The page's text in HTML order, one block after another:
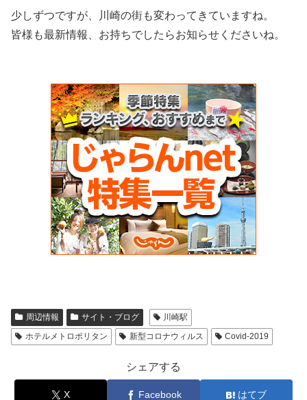
少しずつですが、川崎の街も変わってきていますね。
皆様も最新情報、お持ちでしたらお知らせくださいね。
周辺情報 サイト・ブログ
川崎駅
ホテルメトロポリタン
新型コロナウィルス Covid-2019
シェアする
X Facebook はてブ